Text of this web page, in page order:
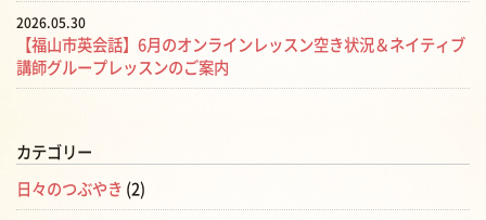
2026.05.30
【福山市英会話】6月のオンラインレッスン空き状況＆ネイティブ
講師グループレッスンのご案内
カテゴリー
日々のつぶやき (2)